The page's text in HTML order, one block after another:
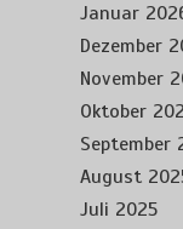
Januar
Dezember
November
Oktober
September
August
Juli 2025